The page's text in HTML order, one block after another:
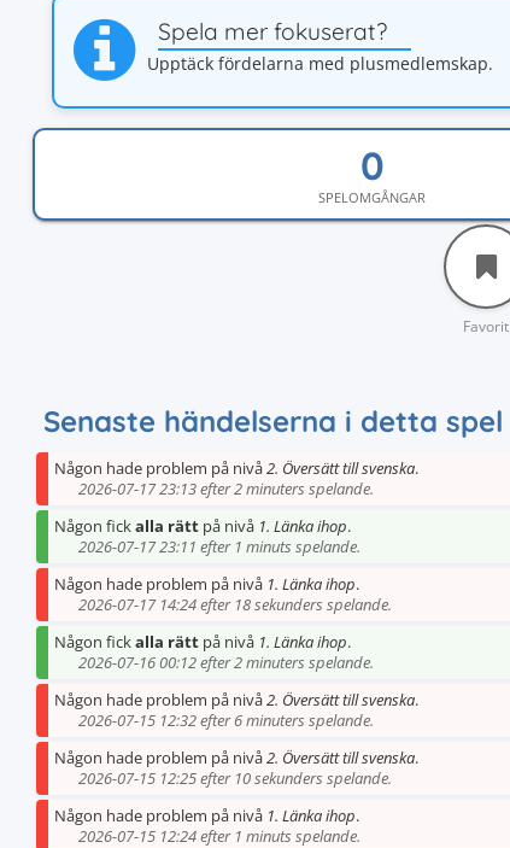
Spela mer fokuserat?
Upptäck fördelarna med plusmedlemskap.
SPELOMGÅNGAR
Favorit
Senaste händelserna i detta spel
Någon hade problem på nivå2. Översätt till svenska.
2026-07-17 23:13 efter 2 minuters spelande.
Någon fickalla rätt på nivå 1. Länka ihop.
2026-07-17 23:11 efter 1 minuts spelande.
Någon hade problem på nivå 1. Länka ihop.
2026-07-17 14:24 efter 18 sekunders spelande.
Någon fickalla rätt på nivå 1. Länka ihop.
2026-07-16 00:12 efter 2 minuters spelande.
Någon hade problem på nivå2. Översätt till svenska.
2026-07-15 12:32 efter 6 minuters spelande.
Någon hade problem på nivå2. Översätt till svenska.
2026-07-15 12:25 efter 10 sekunders spelande.
Någon hade problem på nivå 1. Länka ihop.
2026-07-15 12:24 efter 1 minuts spelande.